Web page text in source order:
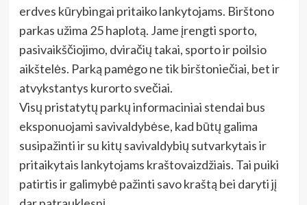
erdves kūrybingai pritaiko lankytojams. Birštono
parkas užima 25 haplotą. Jame įrengti sporto,
pasivaikščiojimo, dviračių takai, sporto ir poilsio
aikštelės. Parką pamėgo ne tik birštoniečiai, bet ir
atvykstantys kurorto svečiai.
Visų pristatytų parkų informaciniai stendai bus
eksponuojami savivaldybėse, kad būtų galima
susipažinti ir su kitų savivaldybių sutvarkytais ir
pritaikytais lankytojams kraštovaizdžiais. Tai puiki
patirtis ir galimybė pažinti savo kraštą bei daryti jį